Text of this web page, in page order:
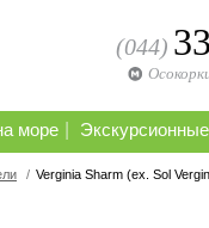
(044)
море
/ Verginia Sharm (ex. Sol